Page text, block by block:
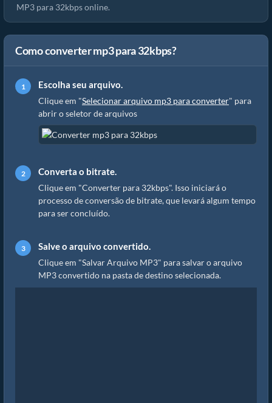
MP3 para 32kbps online.
Como converter mp3 para 32kbps?
Escolha seu arquivo.
Clique em "Selecionar arquivo mp3 para converter" para
abrir o seletor de arquivos
Converta o bitrate.
Clique em "Converter para 32kbps". Isso iniciará o
processo de conversão de bitrate, que levará algum tempo
para ser concluído.
Salve o arquivo convertido.
Clique em "Salvar Arquivo MP3" para salvar o arquivo
MP3 convertido na pasta de destino selecionada.